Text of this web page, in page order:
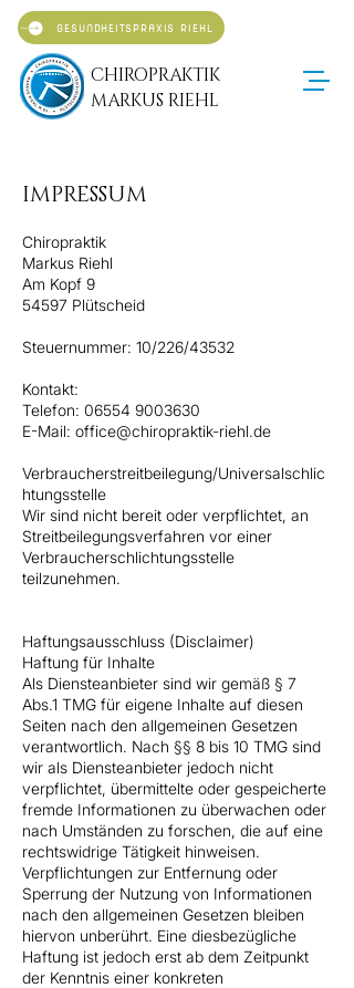
CHIROPRAKTIK
MARKUS RIEHL
GESUNDHEITSPRAXIS RIEHL
IMPRESSUM
Chiropraktik
Markus Riehl
Am Kopf 9
54597 Plütscheid
Steuernummer: 10/226/43532
Kontakt:
Telefon: 06554 9003630
E-Mail: office@chiropraktik-riehl.de
Verbraucherstreitbeilegung/Universalschlic
htungsstelle
Wir sind nicht bereit oder verpflichtet, an
Streitbeilegungsverfahren vor einer
Verbraucherschlichtungsstelle
teilzunehmen.
Haftungsausschluss (Disclaimer)
Haftung für Inhalte
Als Diensteanbieter sind wir gemäß § 7
Abs.1 TMG für eigene Inhalte auf diesen
Seiten nach den allgemeinen Gesetzen
verantwortlich. Nach §§ 8 bis 10 TMG sind
wir als Diensteanbieter jedoch nicht
verpflichtet, übermittelte oder gespeicherte
fremde Informationen zu überwachen oder
nach Umständen zu forschen, die auf eine
rechtswidrige Tätigkeit hinweisen.
Verpflichtungen zur Entfernung oder
Sperrung der Nutzung von Informationen
nach den allgemeinen Gesetzen bleiben
hiervon unberührt. Eine diesbezügliche
Haftung ist jedoch erst ab dem Zeitpunkt
der Kenntnis einer konkreten